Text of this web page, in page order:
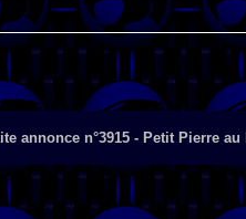
annonce n°3915 - Petit Pierre au